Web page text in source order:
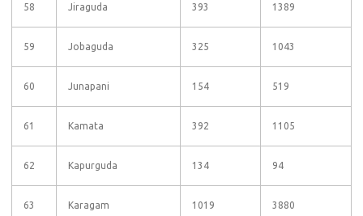
58 Jiraguda 393 1389
59 Jobaguda 325 1043
60 Junapani 154 519
61 Kamata 392 1105
62 Kapurguda 134 94
63 Karagam 1019 3880